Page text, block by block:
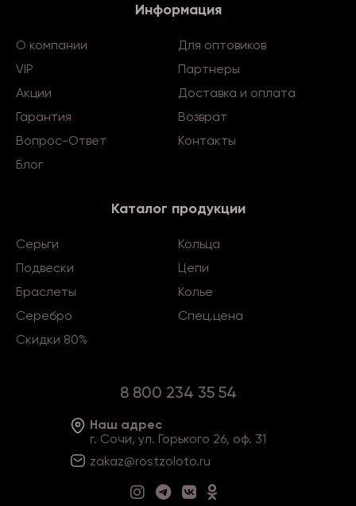
Информация
О компании
Для оптовиков
VIP
Партнеры
Акции
Доставка и оплата
Гарантия
Возврат
Вопрос-Ответ
Контакты
Блог
Каталог продукции
Серьги
Кольца
Подвески
Цепи
Браслеты
Колье
Серебро
Спец.цена
Скидки 80%
8 800 234 35 54
Наш адрес
г. Сочи, ул. Горького 26, оф. 31
zakaz@rostzoloto.ru